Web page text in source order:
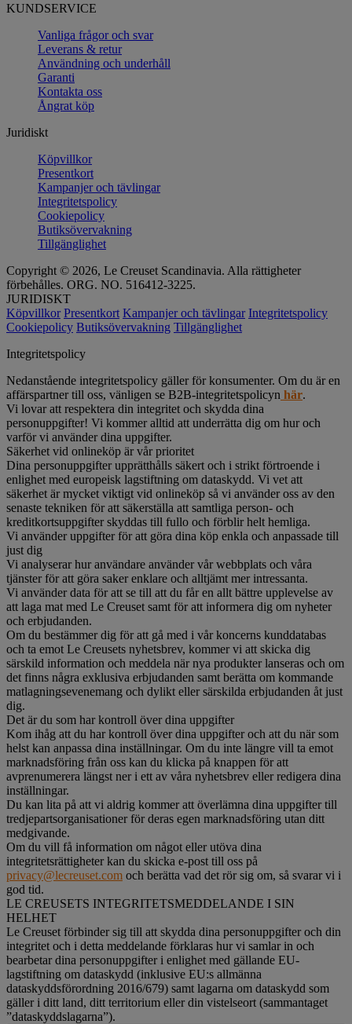
KUNDSERVICE
Vanliga frågor och svar
Leverans & retur
Användning och underhåll
Garanti
Kontakta oss
Ångrat köp
Juridiskt
Köpvillkor
Presentkort
Kampanjer och tävlingar
Integritetspolicy
Cookiepolicy
Butiksövervakning
Tillgänglighet
Copyright © 2026, Le Creuset Scandinavia. Alla rättigheter
förbehålles. ORG. NO. 516412-3225.
JURIDISKT
Köpvillkor Presentkort Kampanjer och tävlingar Integritetspolicy
Cookiepolicy Butiksövervakning Tillgänglighet
Integritetspolicy
Nedanstående integritetspolicy gäller för konsumenter. Om du är en
affärspartner till oss, vänligen se B2B-integritetspolicyn här.
Vi lovar att respektera din integritet och skydda dina
personuppgifter! Vi kommer alltid att underrätta dig om hur och
varför vi använder dina uppgifter.
Säkerhet vid onlineköp är vår prioritet
Dina personuppgifter upprätthålls säkert och i strikt förtroende i
enlighet med europeisk lagstiftning om dataskydd. Vi vet att
säkerhet är mycket viktigt vid onlineköp så vi använder oss av den
senaste tekniken för att säkerställa att samtliga person- och
kreditkortsuppgifter skyddas till fullo och förblir helt hemliga.
Vi använder uppgifter för att göra dina köp enkla och anpassade till
just dig
Vi analyserar hur användare använder vår webbplats och våra
tjänster för att göra saker enklare och alltjämt mer intressanta.
Vi använder data för att se till att du får en allt bättre upplevelse av
att laga mat med Le Creuset samt för att informera dig om nyheter
och erbjudanden.
Om du bestämmer dig för att gå med i vår koncerns kunddatabas
och ta emot Le Creusets nyhetsbrev, kommer vi att skicka dig
särskild information och meddela när nya produkter lanseras och om
det finns några exklusiva erbjudanden samt berätta om kommande
matlagningsevenemang och dylikt eller särskilda erbjudanden åt just
dig.
Det är du som har kontroll över dina uppgifter
Kom ihåg att du har kontroll över dina uppgifter och att du när som
helst kan anpassa dina inställningar. Om du inte längre vill ta emot
marknadsföring från oss kan du klicka på knappen för att
avprenumerera längst ner i ett av våra nyhetsbrev eller redigera dina
inställningar.
Du kan lita på att vi aldrig kommer att överlämna dina uppgifter till
tredjepartsorganisationer för deras egen marknadsföring utan ditt
medgivande.
Om du vill få information om något eller utöva dina
integritetsrättigheter kan du skicka e-post till oss på
privacy@lecreuset.com och berätta vad det rör sig om, så svarar vi i
god tid.
LE CREUSETS INTEGRITETSMEDDELANDE I SIN
HELHET
Le Creuset förbinder sig till att skydda dina personuppgifter och din
integritet och i detta meddelande förklaras hur vi samlar in och
bearbetar dina personuppgifter i enlighet med gällande EU-
lagstiftning om dataskydd (inklusive EU:s allmänna
dataskyddsförordning 2016/679) samt lagarna om dataskydd som
gäller i ditt land, ditt territorium eller din vistelseort (sammantaget
”dataskyddslagarna”).